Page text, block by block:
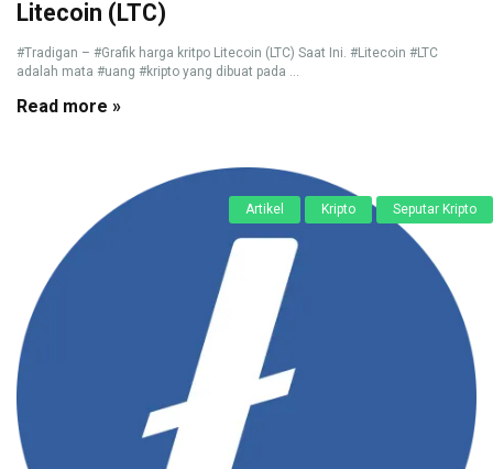
Litecoin (LTC)
#Tradigan – #Grafik harga kritpo Litecoin (LTC) Saat Ini. #Litecoin #LTC
adalah mata #uang #kripto yang dibuat pada ...
Read more »
Artikel Kripto Seputar Kripto